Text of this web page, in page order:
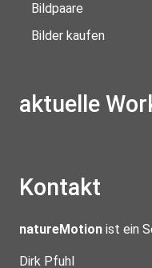
Bildpaare
Bilder kaufen
aktuelle
Kontakt
natureMotion ist ein
Dirk Pfuhl